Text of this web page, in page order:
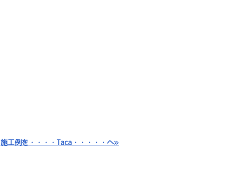
施工例を・・・・Taca・・・・・へ»